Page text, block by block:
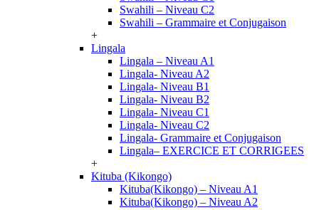
Swahili – Niveau C2
Swahili – Grammaire et Conjugaison
+
Lingala
Lingala – Niveau A1
Lingala- Niveau A2
Lingala- Niveau B1
Lingala- Niveau B2
Lingala- Niveau C1
Lingala- Niveau C2
Lingala- Grammaire et Conjugaison
Lingala– EXERCICE ET CORRIGEES
+
Kituba (Kikongo)
Kituba(Kikongo) – Niveau A1
Kituba(Kikongo) – Niveau A2